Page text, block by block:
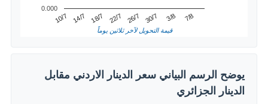
10/7 14/7 18/7 22/7 26/7 30/7 3/8 7/8
0.000
قيمة التحويل لآخر ثلاثين يوماً
يوضح الرسم البياني سعر الدينار الاردني مقابل
الدينار الجزائري